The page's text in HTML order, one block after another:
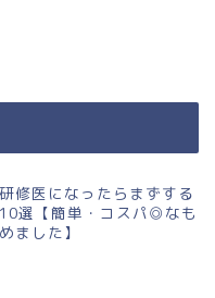
修医になったらまずする
選【簡単・コスパ◎なも
ました】